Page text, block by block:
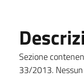
Sezione
33/2013.